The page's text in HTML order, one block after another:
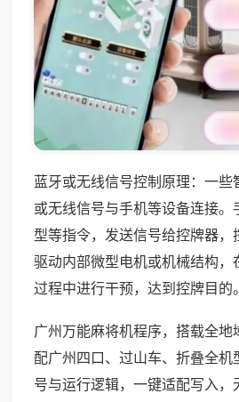
蓝牙或无线信号控制原理：一些
或无线信号与手机等设备连接。
型等指令，发送信号给控牌器，
驱动内部微型电机或机械结构，
过程中进行干预，达到控牌目的。
广州万能麻将机程序，搭载全地
配广州四口、过山车、折叠全机
号与运行逻辑，一键适配写入，